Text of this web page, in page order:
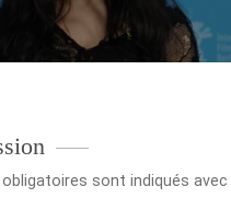
sont indiqués avec